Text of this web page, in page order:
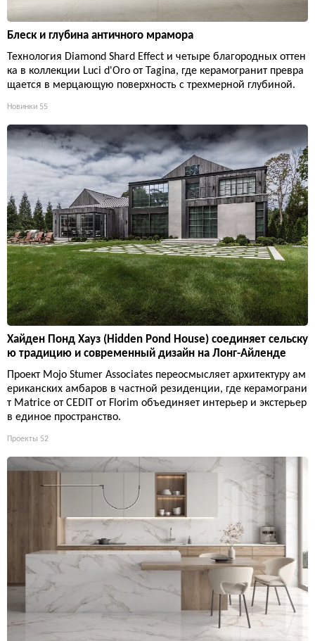
Блеск и глубина античного мрамора
Технология Diamond Shard Effect и четыре благородных оттен
ка в коллекции Luci d'Oro от Tagina, где керамогранит превра
щается в мерцающую поверхность с трехмерной глубиной.
Новинки 55
Хайден Понд Хауз (Hidden Pond House) соединяет сельску
ю традицию и современный дизайн на Лонг-Айленде
Проект Mojo Stumer Associates переосмысляет архитектуру ам
ериканских амбаров в частной резиденции, где керамограни
т Matrice от CEDIT от Florim объединяет интерьер и экстерьер
в единое пространство.
Проекты 52